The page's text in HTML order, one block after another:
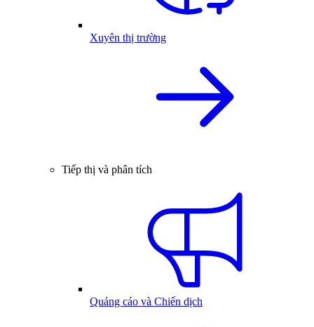
Xuyên thị trường
Tiếp thị và phân tích
Quảng cáo và Chiến dịch